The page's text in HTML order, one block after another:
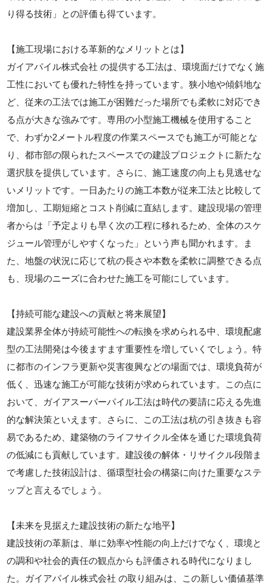
り得る技術」との評価も得ています。
【施工現場における革新的なメリットとは】
ガイアパイル株式会社 の提供する工法は、環境面だけでなく施
工性においても優れた特性を持っています。狭小地や傾斜地な
ど、従来の工法では施工が困難だった場所でも柔軟に対応でき
る点が大きな強みです。専用の小型施工機械を使用すること
で、わずか2メートル程度の作業スペースでも施工が可能とな
り、都市部の限られたスペースでの建設プロジェクトに新たな
選択肢を提供しています。さらに、施工速度の向上も見逃せな
いメリットです。一日あたりの施工本数が従来工法と比較して
増加し、工期短縮とコスト削減に直結します。建設現場の管理
者からは「予定よりも早く次の工程に移れるため、全体のスケ
ジュール管理がしやすくなった」という声も聞かれます。ま
た、地盤の状況に応じて杭の長さや本数を柔軟に調整できる点
も、現場のニーズに合わせた施工を可能にしています。
【持続可能な建設への貢献と将来展望】
建設業界全体が持続可能性への転換を求められる中、環境配慮
型の工法開発は今後ますます重要性を増していくでしょう。特
に都市のインフラ更新や災害復興などの場面では、環境負荷が
低く、迅速な施工が可能な技術が求められています。この点に
おいて、ガイアスーパーパイル工法は時代の要請に応える先進
的な解決策といえます。さらに、この工法は杭の引き抜きも容
易であるため、建築物のライフサイクル全体を通じた環境負荷
の低減にも貢献しています。建設後の解体・リサイクル段階ま
で考慮した技術設計は、循環型社会の構築に向けた重要なステ
ップと言えるでしょう。
【未来を見据えた建設技術の新たな地平】
建設技術の革新は、単に効率や性能の向上だけでなく、環境と
の調和や社会的責任の観点からも評価される時代になりまし
た。ガイアパイル株式会社 の取り組みは、この新しい価値基準